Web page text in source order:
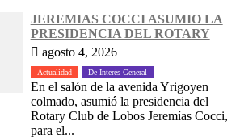
JEREMIAS COCCI ASUMIO LA
PRESIDENCIA DEL ROTARY
agosto 4, 2026
Actualidad De Interés General
En el salón de la avenida Yrigoyen
colmado, asumió la presidencia del
Rotary Club de Lobos Jeremías Cocci,
para el...